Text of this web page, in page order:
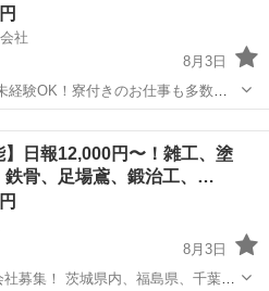
社
8月3日
お仕事を
】日報12,000円〜！雑工、塗
鉄骨、足場鳶、鍛治工、…
8月3日
福島県、千葉